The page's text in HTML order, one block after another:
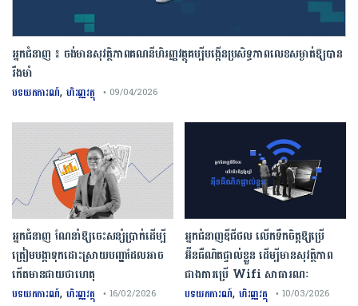
អ្នកជំនាញ ៖ ចង់មានសុវត្ថិភាពគណនីហិរញ្ញវត្ថុគប្បីបង្កើនប្រសិទ្ធភាពលេខសម្ងាត់ឱ្យបាន
រឹងមាំ
បទយកការណ៍, ហិរញ្ញវត្ថុ • 09/04/2026
អ្នកជំនាញឌីជីថល លើកទឹកចិត្តឱ្យប្រើ
អ៊ីនធឺណិតផ្ទាល់ខ្លួន ដើម្បីមានសុវត្ថិភាព
ជាងការប្រើ Wifi​ សាធារណៈ
បទយកការណ៍, ហិរញ្ញវត្ថុ • 10/03/2026
អ្នកជំនាញ ណែនាំឱ្យចេះសន្សំប្រាក់ដើម្បី
ត្រៀមបង្កាទុកដោះស្រាយបញ្ហាដែលអាច
កើតមានជាយថាហេតុ
បទយកការណ៍, ហិរញ្ញវត្ថុ • 16/02/2026